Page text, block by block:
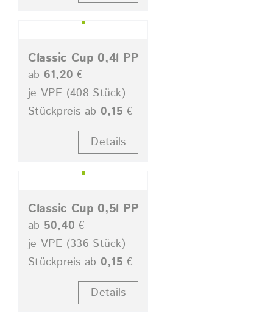
Classic Cup 0,4l PP
ab 61,20 €
je VPE (408 Stück)
Stückpreis ab 0,15 €
Details
Classic Cup 0,5l PP
ab 50,40 €
je VPE (336 Stück)
Stückpreis ab 0,15 €
Details